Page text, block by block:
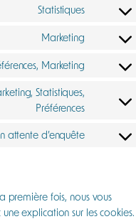
google-
google-
Statistiques
Consent
Marketing
Consent
Marketing
Consent
service
Statistiques,
Préférences
Consent
service
attente d’enquête
Consent
première fois, nous vous
explication sur les cookies.